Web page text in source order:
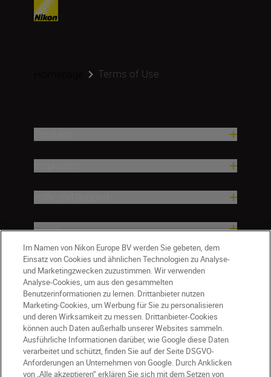
Terms of Use
Firma
Im Namen von Nikon Europe BV werden Sie gebeten, dem
Einsatz von Cookies und ähnlichen Technologien zu Analyse-
und Marketingzwecken zuzustimmen. Wir verwenden
Analyse-Cookies, um aus den gesammelten
Benutzerinformationen zu lernen. Drittanbieter nutzen
Marketing-Cookies, um Werbung für Sie zu personalisieren
und deren Wirksamkeit zu messen. Drittanbieter-Cookies
können auch Daten außerhalb unserer Websites sammeln.
Ausführliche Informationen darüber, wie Google diese Daten
verarbeitet und schützt, finden Sie auf der Seite DSGVO-
Anforderungen an Unternehmen von Google. Durch Anklicken
von „Alle akzeptieren“ erklären Sie sich mit dem Setzen von